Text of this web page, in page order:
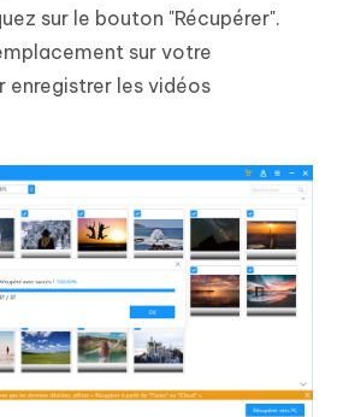
sur le bouton "Récupérer".
sur votre
enregistrer les vidéos